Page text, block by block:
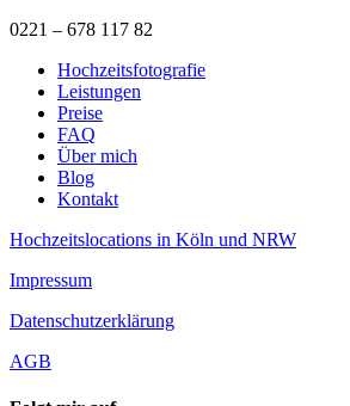
0221 – 678 117 82
Hochzeitsfotografie
Leistungen
Preise
FAQ
Über mich
Blog
Kontakt
Hochzeitslocations in Köln und NRW
Impressum
Datenschutzerklärung
AGB